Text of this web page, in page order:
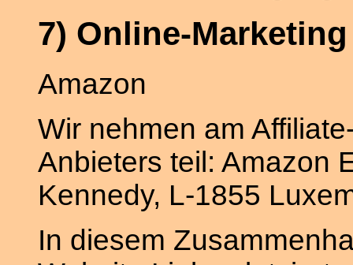
7) Online-Marketing
Amazon
Wir nehmen am
Anbieters teil: Amazon
Kennedy, L-1855
In diesem